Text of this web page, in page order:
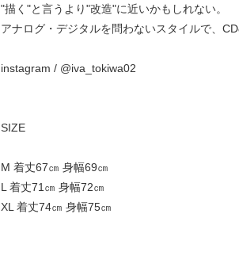
"描く"と言うより"改造"に近いかもしれない。
アナログ・デジタルを問わないスタイルで、
instagram / @iva_tokiwa02
SIZE
M 着丈67㎝ 身幅69㎝
L 着丈71㎝ 身幅72㎝
XL 着丈74㎝ 身幅75㎝